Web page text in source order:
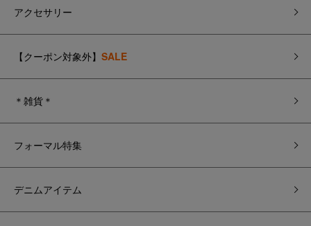
アクセサリー
【クーポン対象外】 SALE
＊雑貨＊
フォーマル特集
デニムアイテム